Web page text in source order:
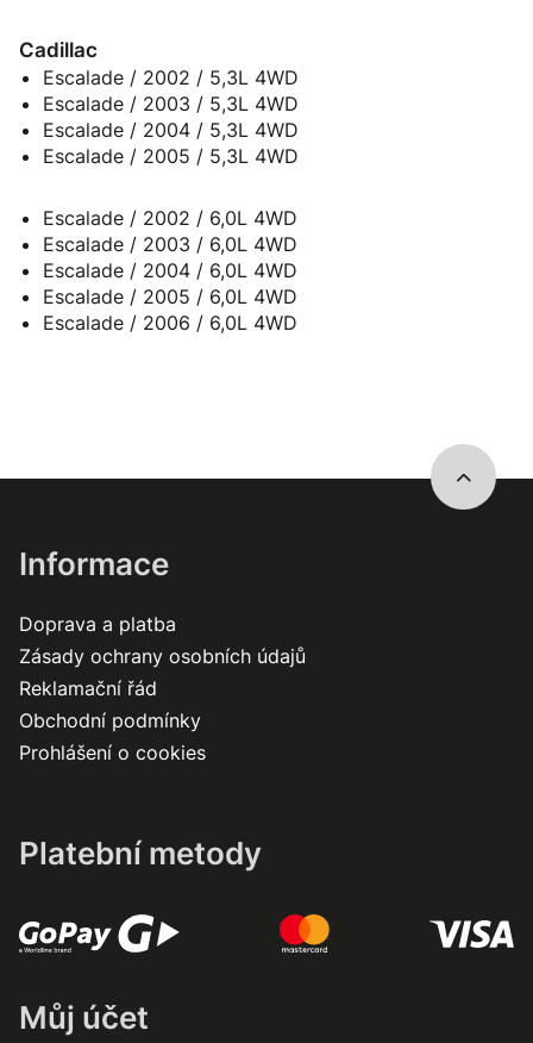
Cadillac
Escalade / 2002 / 5,3L 4WD
Escalade / 2003 / 5,3L 4WD
Escalade / 2004 / 5,3L 4WD
Escalade / 2005 / 5,3L 4WD
Escalade / 2002 / 6,0L 4WD
Escalade / 2003 / 6,0L 4WD
Escalade / 2004 / 6,0L 4WD
Escalade / 2005 / 6,0L 4WD
Escalade / 2006 / 6,0L 4WD
Informace
Doprava a platba
Zásady ochrany osobních údajů
Reklamační řád
Obchodní podmínky
Prohlášení o cookies
Platební metody
Můj účet